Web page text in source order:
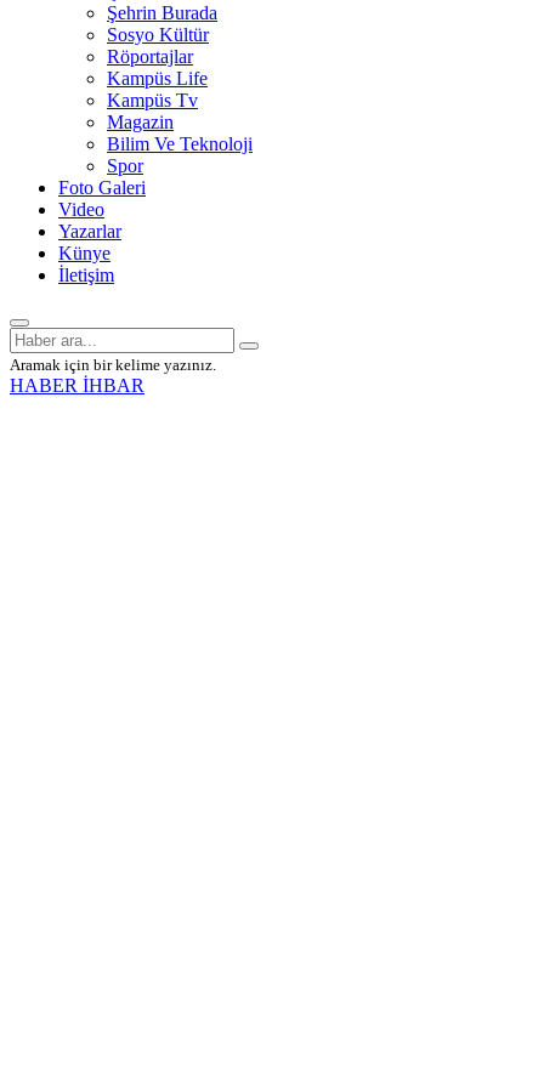
Şehrin Burada
Sosyo Kültür
Röportajlar
Kampüs Life
Kampüs Tv
Magazin
Bilim Ve Teknoloji
Spor
Foto Galeri
Video
Yazarlar
Künye
İletişim
Aramak için bir kelime yazınız.
HABER İHBAR